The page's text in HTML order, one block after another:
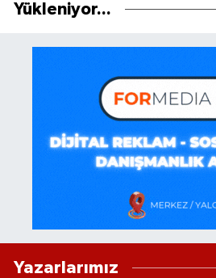
Yükleniyor...
Yazarlarımız